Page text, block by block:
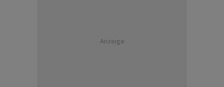
Anzeige